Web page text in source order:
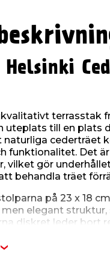
Helsinki
terrasstak
uteplats till en plats
naturliga cederträet
funktionalitet. Det
vilket gör
behandla träet
på 23 x 18
elegant
diskret leder bort
med Heat Block-